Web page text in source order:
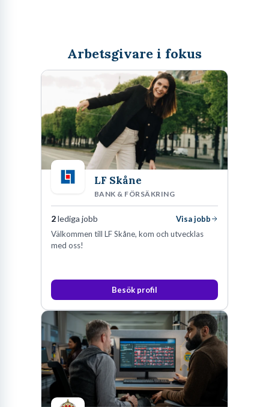
Arbetsgivare i fokus
LF Skåne
BANK & FÖRSÄKRING
2lediga jobb
Visa jobb
Välkommen till LF Skåne, kom och utvecklas
med oss!
Besök profil